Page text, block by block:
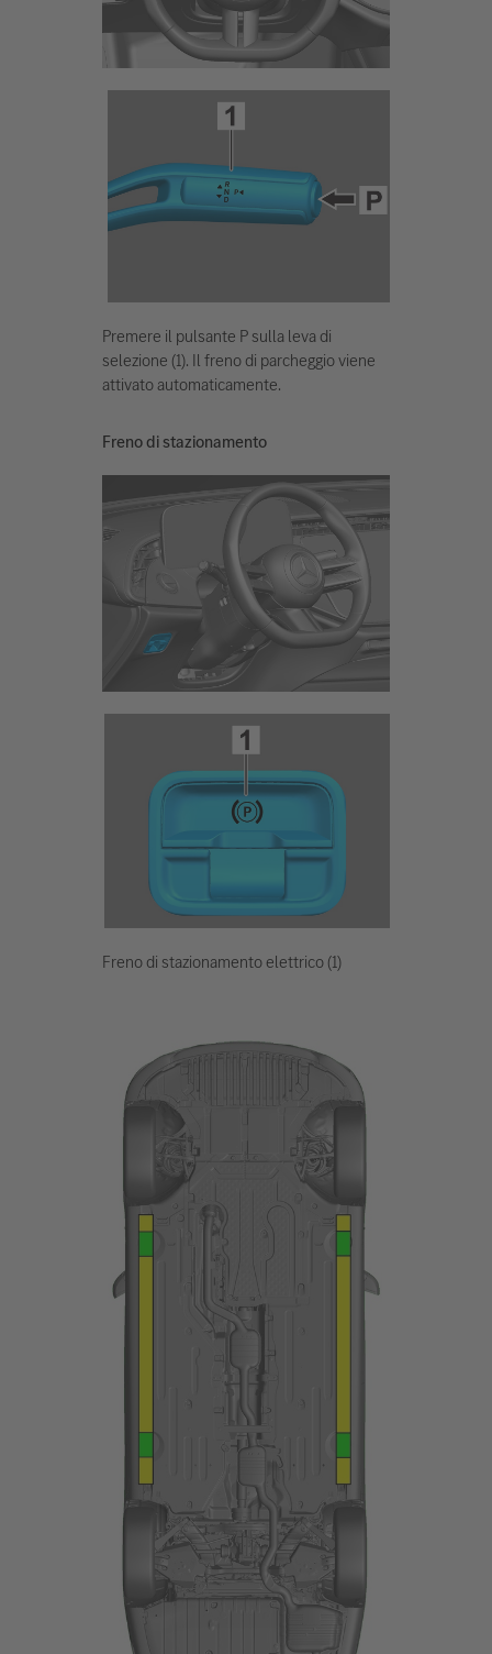
Premere il pulsante P sulla leva di
selezione (1). Il freno di parcheggio viene
attivato automaticamente.
Freno di stazionamento
Freno di stazionamento elettrico (1)